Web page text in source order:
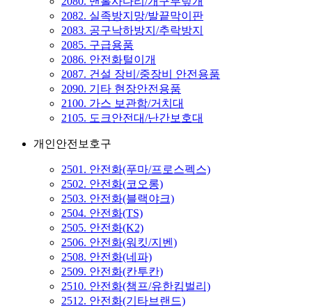
2082. 실족방지망/발끝막이판
2083. 공구낙하방지/추락방지
2085. 구급용품
2086. 안전화털이개
2087. 건설 장비/중장비 안전용품
2090. 기타 현장안전용품
2100. 가스 보관함/거치대
2105. 도크안전대/난간보호대
개인안전보호구
2501. 안전화(푸마/프로스펙스)
2502. 안전화(코오롱)
2503. 안전화(블랙야크)
2504. 안전화(TS)
2505. 안전화(K2)
2506. 안전화(워킷/지벤)
2508. 안전화(네파)
2509. 안전화(칸투칸)
2510. 안전화(챔프/유한킴벌리)
2512. 안전화(기타브랜드)